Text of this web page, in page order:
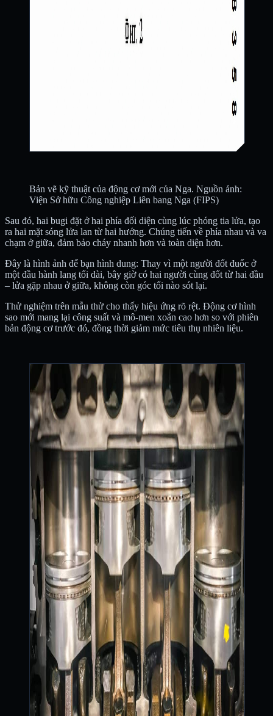
Bản vẽ kỹ thuật của động cơ mới của Nga. Nguồn ảnh:
Viện Sở hữu Công nghiệp Liên bang Nga (FIPS)
Sau đó, hai bugi đặt ở hai phía đối diện cùng lúc phóng tia lửa, tạo
ra hai mặt sóng lửa lan từ hai hướng. Chúng tiến về phía nhau và va
chạm ở giữa, đảm bảo cháy nhanh hơn và toàn diện hơn.
Đây là hình ảnh để bạn hình dung: Thay vì một người đốt đuốc ở
một đầu hành lang tối dài, bây giờ có hai người cùng đốt từ hai đầu
– lửa gặp nhau ở giữa, không còn góc tối nào sót lại.
Thử nghiệm trên mẫu thử cho thấy hiệu ứng rõ rệt. Động cơ hình
sao mới mang lại công suất và mô-men xoắn cao hơn so với phiên
bản động cơ trước đó, đồng thời giảm mức tiêu thụ nhiên liệu.